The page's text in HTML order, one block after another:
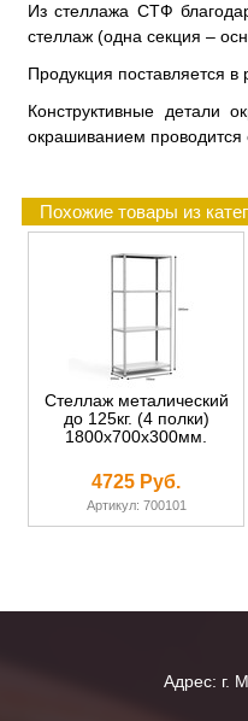
Из стеллажа СТФ
стеллаж (одна секция –
Продукция поставляется в
Конструктивные детали
окрашиванием проводится
Похожие товары из
Стеллаж металический
до 125кг. (4 полки)
1800х700х300мм.
4725 Руб.
Артикул: 700101
Адрес: г.